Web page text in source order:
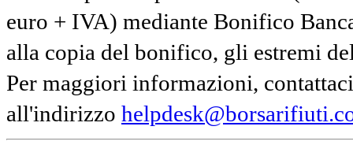
euro + IVA) mediante Bonifico
alla copia del bonifico, gli estremi
Per maggiori informazioni,
all'indirizzo